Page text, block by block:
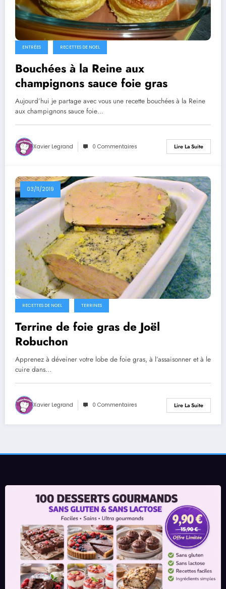
ENTRÉES RECETTES DE NOEL
Bouchées à la Reine aux
champignons sauce foie gras
Aujourd’hui je partage avec vous une recette bouchées à la Reine
aux champignons sauce foie…
Xavier Legrand 0 Commentaires Lire La Suite
03/11/2019
RECETTES DE NOEL TERRINES
Terrine de foie gras de Joël
Robuchon
Apprenez à déveiner votre lobe de foie gras, à l’assaisonner et à le
cuire dans…
Xavier Legrand 0 Commentaires Lire La Suite